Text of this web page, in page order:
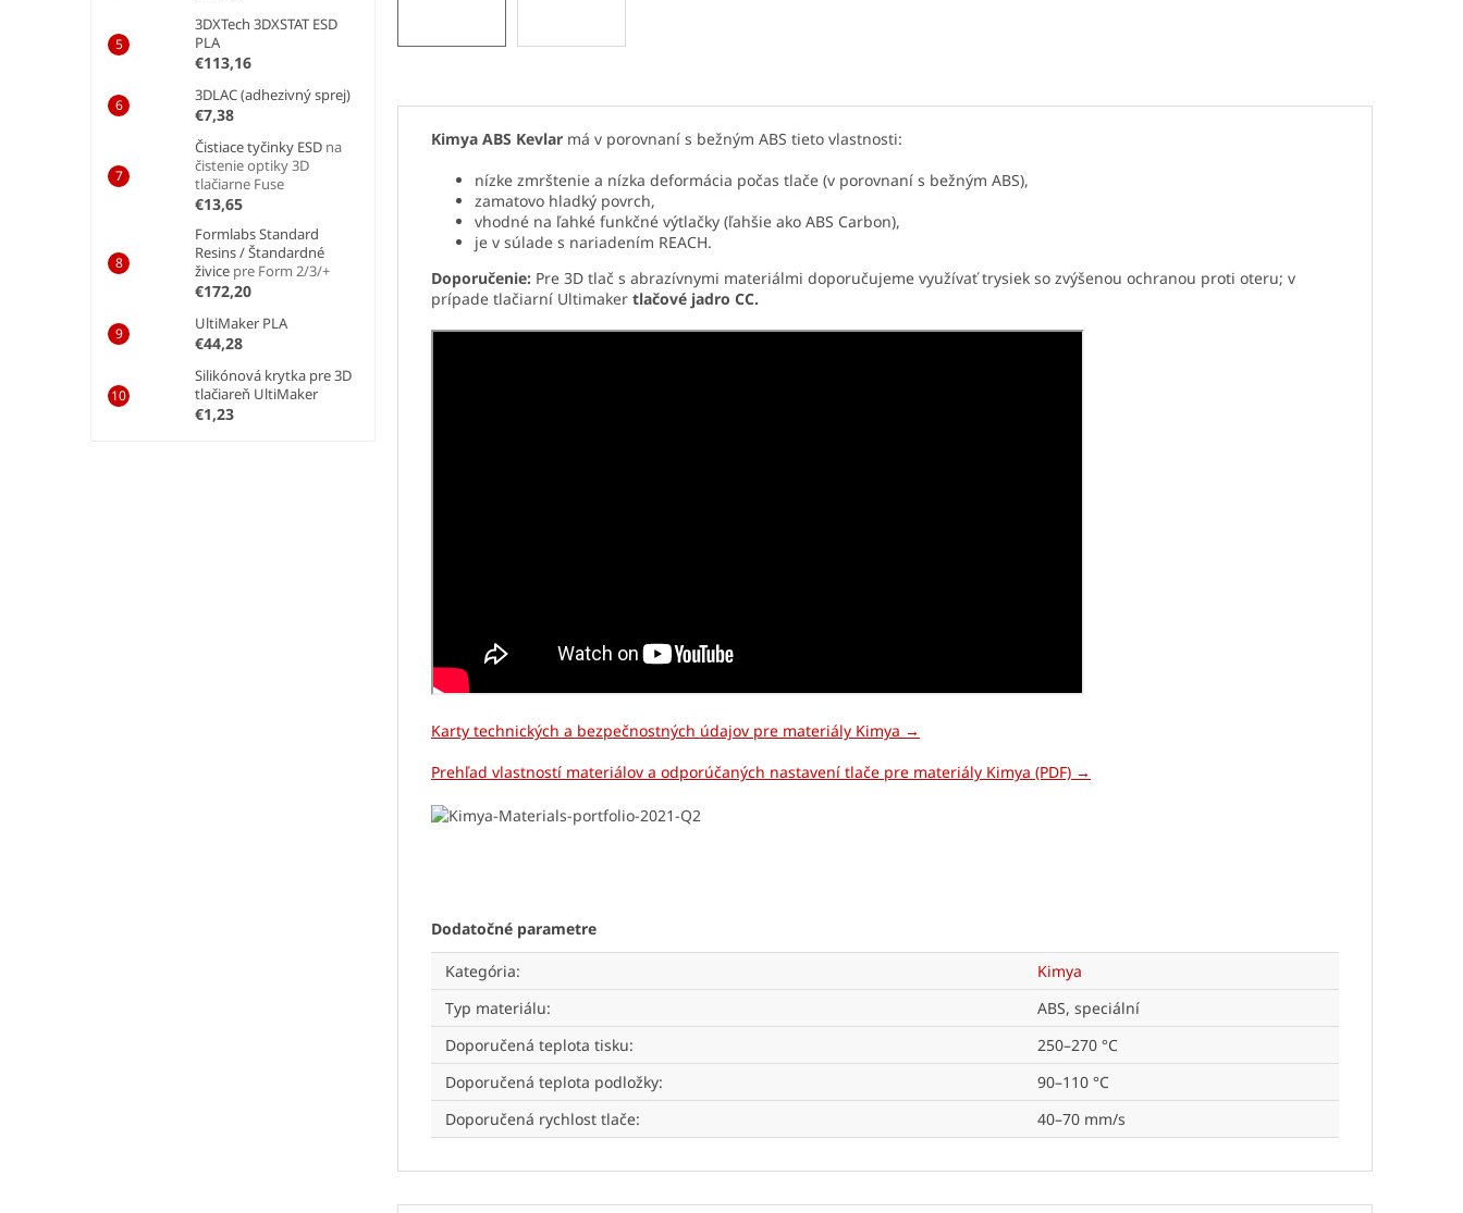
3DXTech 3DXSTAT ESD
PLA
€113,16
3DLAC (adhezivný sprej)
€7,38
Čistiace tyčinky ESD na
čistenie optiky 3D
tlačiarne Fuse
€13,65
Formlabs Standard
Resins / Štandardné
živice pre Form 2/3/+
€172,20
UltiMaker PLA
€44,28
Silikónová krytka pre 3D
tlačiareň UltiMaker
€1,23
Kimya ABS Kevlar má v porovnaní s bežným ABS tieto vlastnosti:
nízke zmrštenie a nízka deformácia počas tlače (v porovnaní s bežným ABS),
zamatovo hladký povrch,
vhodné na ľahké funkčné výtlačky (ľahšie ako ABS Carbon),
je v súlade s nariadením REACH.
Doporučenie: Pre 3D tlač s abrazívnymi materiálmi doporučujeme využívať trysiek so zvýšenou ochranou proti oteru; v
prípade tlačiarní Ultimaker tlačové jadro CC.
Karty technických a bezpečnostných údajov pre materiály Kimya →
Prehľad vlastností materiálov a odporúčaných nastavení tlače pre materiály Kimya (PDF) →
Dodatočné parametre
Kategória:
Kimya
Typ materiálu:
ABS, speciální
Doporučená teplota tisku:
250–270 °C
Doporučená teplota podložky:
90–110 °C
Doporučená rychlost tlače: 40–70 mm/s